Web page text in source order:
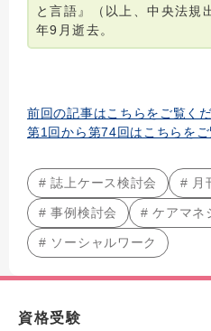
と言語』（以上、中央法規
年9月逝去。
前回の記事はこちらをご覧くだ
第1回から第74回はこちらをご
# 誌上ケース検討会 # 月
# 事例検討会 # ケアマネ
# ソーシャルワーク
資格受験